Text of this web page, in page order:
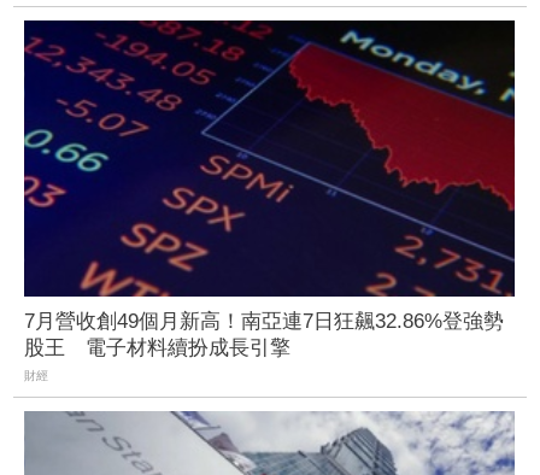
7月營收創49個月新高！南亞連7日狂飆32.86%登強勢
股王 電子材料續扮成長引擎
財經